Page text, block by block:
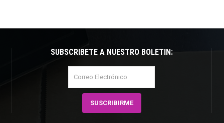
SUBSCRÍBETE A NUESTRO BOLETÍN: